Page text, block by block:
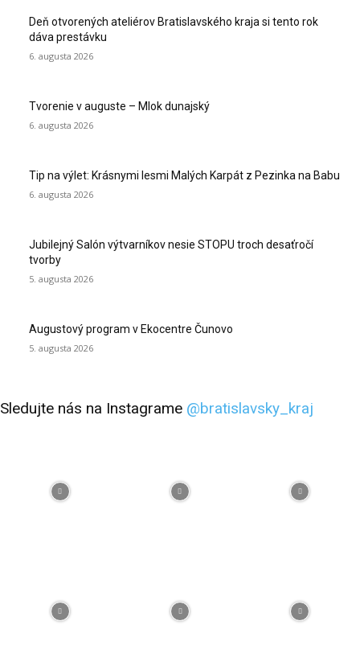
Deň otvorených ateliérov Bratislavského kraja si tento rok
dáva prestávku
6. augusta 2026
Tvorenie v auguste – Mlok dunajský
6. augusta 2026
Tip na výlet: Krásnymi lesmi Malých Karpát z Pezinka na Babu
6. augusta 2026
Jubilejný Salón výtvarníkov nesie STOPU troch desaťročí
tvorby
5. augusta 2026
Augustový program v Ekocentre Čunovo
5. augusta 2026
Sledujte nás na Instagrame @bratislavsky_kraj